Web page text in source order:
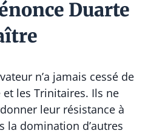
Duarte
n’a jamais cessé de
les Trinitaires. Ils ne
leur résistance à
la domination d’autres